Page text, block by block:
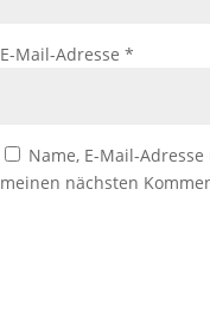
E-Mail-Adresse *
Name, E-Mail-
meinen nächsten